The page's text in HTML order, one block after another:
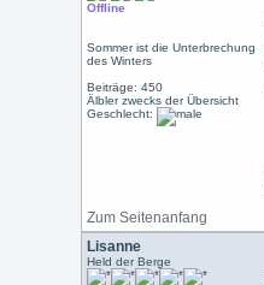
Offline
Sommer ist die Unterbrechung
des Winters
Beiträge: 450
Älbler zwecks der Übersicht
Geschlecht:
Zum Seitenanfang
Lisanne
Held der Berge